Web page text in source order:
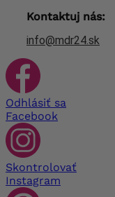
Kontaktuj nás:
info@mdr24.sk
Odhlásiť sa
Facebook
Skontrolovať
Instagram